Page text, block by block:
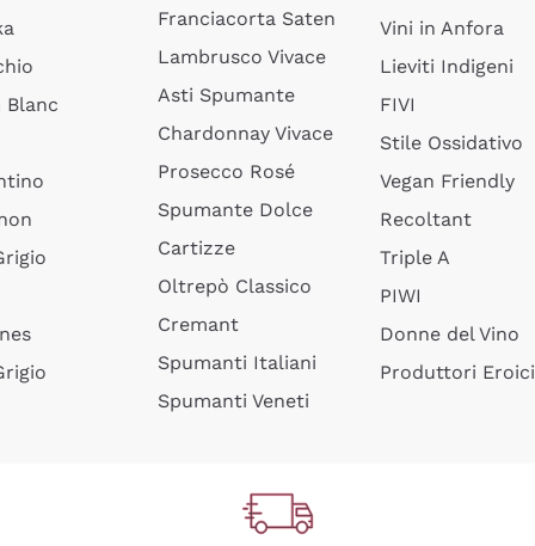
Blanc
Franciacorta Saten
Lambrusco Vivace
Asti Spumante
Chardonnay Vivace
Prosecco Rosé
Spumante Dolce
Cartizze
Oltrepò Classico
Cremant
Spumanti Italiani
Spumanti Veneti
Vini in Anfora
Lieviti Indigeni
FIVI
Stile Ossidativo
Vegan Friendly
Recoltant
Triple A
PIWI
Donne del Vino
Produttori Eroici